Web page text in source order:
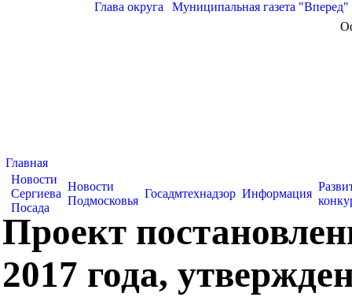
Глава округа Муниципальная газета "Вперед"
Главная
Новости
Сергиева
Посада
Новости
Подмосковья
Госадмтехнадзор Информация
Проект
2017 года,